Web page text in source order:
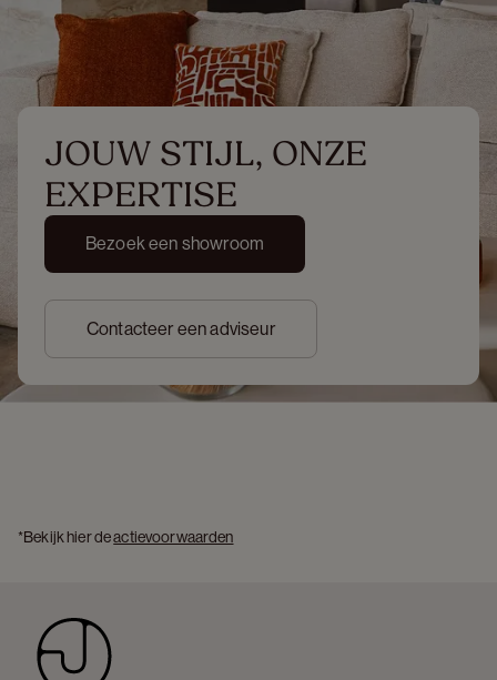
JOUW STIJL, ONZE
EXPERTISE
Bezoek een showroom
Contacteer een adviseur
*Bekijk hier de actievoorwaarden